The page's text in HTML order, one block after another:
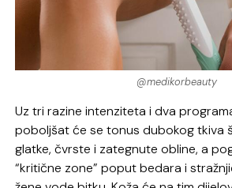
@medikorbeauty
Uz tri razine intenziteta i dva
poboljšat će se tonus dubokog tkiva
glatke, čvrste i zategnute obline, a
“kritične zone” poput bedara i